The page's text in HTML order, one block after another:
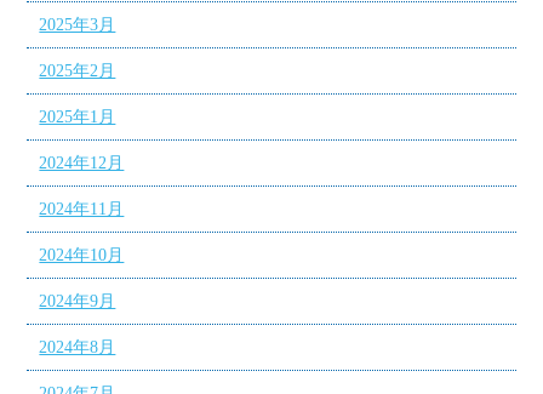
2025年3月
2025年2月
2025年1月
2024年12月
2024年11月
2024年10月
2024年9月
2024年8月